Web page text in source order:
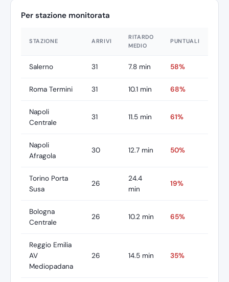
Per stazione monitorata
STAZIONE ARRIVI
RITARDO
MEDIO
PUNTUALI
Salerno 31 7.8 min 58%
Roma Termini 31 10.1 min 68%
Napoli
Centrale
31 11.5 min 61%
Napoli
Afragola
30 12.7 min 50%
Torino Porta
Susa
26
24.4
min
19%
Bologna
Centrale
26 10.2 min 65%
Reggio Emilia
AV
Mediopadana
26 14.5 min 35%